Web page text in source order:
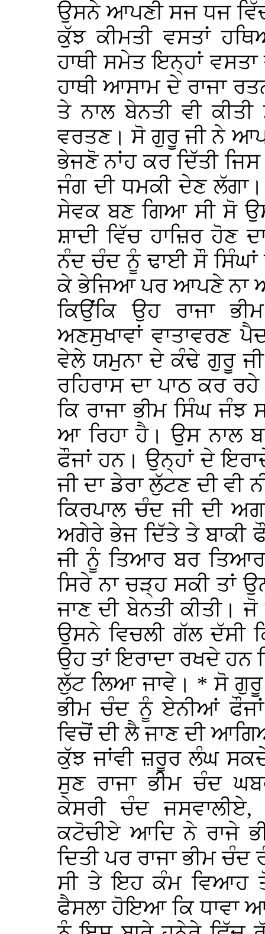
ਉਸਨੇ ਆਪਣੀ ਸਜ ਧਜ
ਕੁੱਝ ਕੀਮਤੀ ਵਸਤਾਂ
ਹਾਥੀ ਸਮੇਤ ਇਨ੍ਹਾਂ
ਹਾਥੀ ਆਸਾਮ ਦੇ ਰਾਜਾ
ਤੇ ਨਾਲ ਬੇਨਤੀ ਵੀ
ਵਰਤਣ। ਸੋ ਗੁਰੂ ਜੀ ਨੇ
ਭੇਜਣੋ ਨਾਂਹ ਕਰ ਦਿੱਤੀ
ਜੰਗ ਦੀ ਧਮਕੀ ਦੇਣ ਲੱਗਾ।
ਸੇਵਕ ਬਣ ਗਿਆ ਸੀ ਸੋ
ਸ਼ਾਦੀ ਵਿੱਚ ਹਾਜ਼ਿਰ ਹੋਣ
ਨੰਦ ਚੰਦ ਨੂੰ ਢਾਈ ਸੌ
ਕੇ ਭੇਜਿਆ ਪਰ ਆਪਣੇ ਨਾ ਆ
ਕਿਉਂਕਿ ਉਹ ਰਾਜਾ
ਅਣਸੁਖਾਵਾਂ ਵਾਤਾਵਰਣ
ਵੇਲੇ ਯਮੁਨਾ ਦੇ ਕੰਢੇ ਗੁਰੂ
ਰਹਿਰਾਸ ਦਾ ਪਾਠ ਕਰ
ਕਿ ਰਾਜਾ ਭੀਮ ਸਿੰਘ ਜੰਝ
ਆ ਰਿਹਾ ਹੈ। ਉਸ ਨਾਲ
ਫੌਜਾਂ ਹਨ। ਉਨ੍ਹਾਂ ਦੇ
ਜੀ ਦਾ ਡੇਰਾ ਲੁੱਟਣ ਦੀ ਵੀ
ਕਿਰਪਾਲ ਚੰਦ ਜੀ ਦੀ
ਅਗੇਰੇ ਭੇਜ ਦਿੱਤੇ ਤੇ ਬਾਕੀ
ਜੀ ਨੂੰ ਤਿਆਰ ਬਰ ਤਿਆਰ
ਸਿਰੇ ਨਾ ਚੜ੍ਹ ਸਕੀ ਤਾਂ
ਜਾਣ ਦੀ ਬੇਨਤੀ
ਉਸਨੇ ਵਿਚਲੀ ਗੱਲ ਦੱਸੀ
ਉਹ ਤਾਂ ਇਰਾਦਾ ਰਖਦੇ ਹਨ
ਲੁੱਟ ਲਿਆ ਜਾਵੇ। * ਸੋ ਗੁਰੂ
ਭੀਮ ਚੰਦ ਨੂੰ ਏਨੀਆਂ
ਵਿਚੋਂ ਦੀ ਲੈ ਜਾਣ ਦੀ
ਕੁੱਝ ਜਾਂਵੀ ਜ਼ਰੂਰ ਲੰਘ
ਸੁਣ ਰਾਜਾ ਭੀਮ ਚੰਦ
ਕੇਸਰੀ ਚੰਦ
ਕਟੋਚੀਏ ਆਦਿ ਨੇ ਰਾਜੇ
ਦਿਤੀ ਪਰ ਰਾਜਾ ਭੀਮ ਚੰਦ
ਸੀ ਤੇ ਇਹ ਕੰਮ ਵਿਆਹ
ਫੈਸਲਾ ਹੋਇਆ ਕਿ ਧਾਵਾ